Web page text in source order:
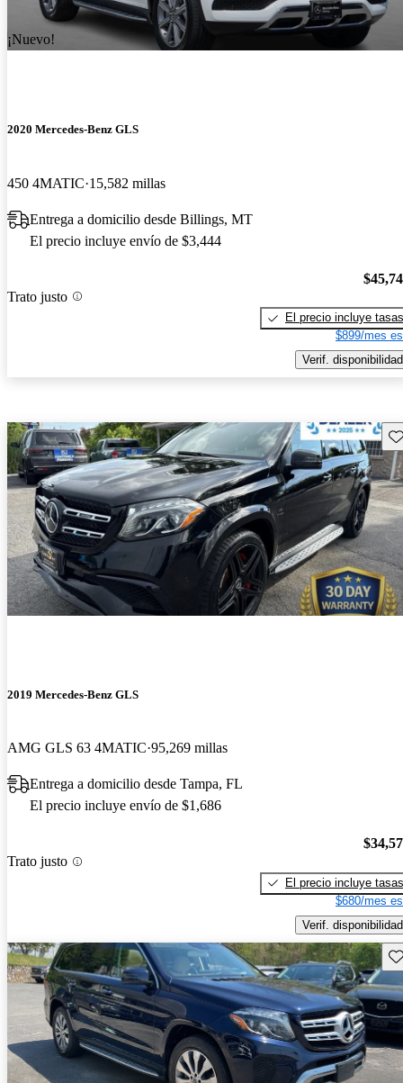
¡Nuevo!
2020 Mercedes-Benz GLS
450 4MATIC 15,582 millas
Entrega a domicilio desde Billings, MT
El precio incluye envío de $3,444
Trato justo
El precio incluye tasas
$899/mes
Verif. disponibilidad
2019 Mercedes-Benz GLS
AMG GLS 63 4MATIC 95,269 millas
Entrega a domicilio desde Tampa, FL
El precio incluye envío de $1,686
Trato justo
El precio incluye tasas
$680/mes
Verif. disponibilidad